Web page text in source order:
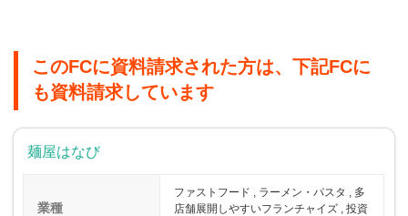
このFCに資料請求された方は、下記FCに
も資料請求しています
麺屋はなび
業種
ファストフード , ラーメン・パスタ , 多
店舗展開しやすいフランチャイズ , 投資